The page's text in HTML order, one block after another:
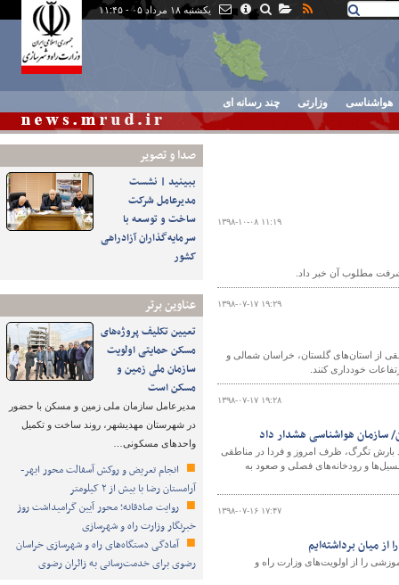
یکشنبه ۱۸ مرداد ۰۵ - ۱۱:۴۵
هواشناسی وزارتی چند رسانه ای
صدا و تصوير
ببینید | نشست
مدیرعامل شرکت
ساخت و توسعه با
سرمایه‌گذاران آزادراهی
کشور
عناوین برتر
تعیین تکلیف پروژه‌های
مسکن حمایتی اولویت
سازمان ملی زمین و
مسکن است
مدیرعامل سازمان ملی زمین و مسکن با حضور
در شهرستان مهدیشهر، روند ساخت و تکمیل
واحدهای مسکونی…
انجام تعریض و روکش آسفالت محور ابهر-
آرامستان رضا با بیش از ۲ کیلومتر
روایت صادقانه؛ محور آیین گرامیداشت روز
خبرنگار وزارت راه و شهرسازی
آمادگی دستگاه‌های راه و شهرسازی خراسان
رضوی برای خدمت‌رسانی به زائران رضوی
۱۳۹۸-۱۰-۰۸ ۱۱:۱۹
مطلوب آن خبر داد.
۱۳۹۸-۰۷-۱۷ ۱۹:۲۹
از استان‌های گلستان، خراسان شمالی و
خودداری کنند.
۱۳۹۸-۰۷-۱۷ ۱۹:۲۸
سازمان هواشناسی هشدار داد
بارش تگرگ، ظرف امروز و فردا در مناطقی
مسیل‌ها و رودخانه‌های فصلی و صعود به
۱۳۹۸-۰۷-۱۶ ۱۷:۴۷
میان برداشته‌ایم
را از اولویت‌های وزارت راه و